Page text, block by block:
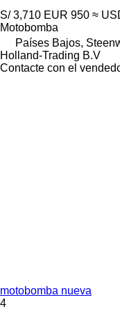
S/ 3,710 EUR 950 ≈
Motobomba
Países Bajos,
Holland-Trading B.V
Contacte con el
motobomba nueva
4